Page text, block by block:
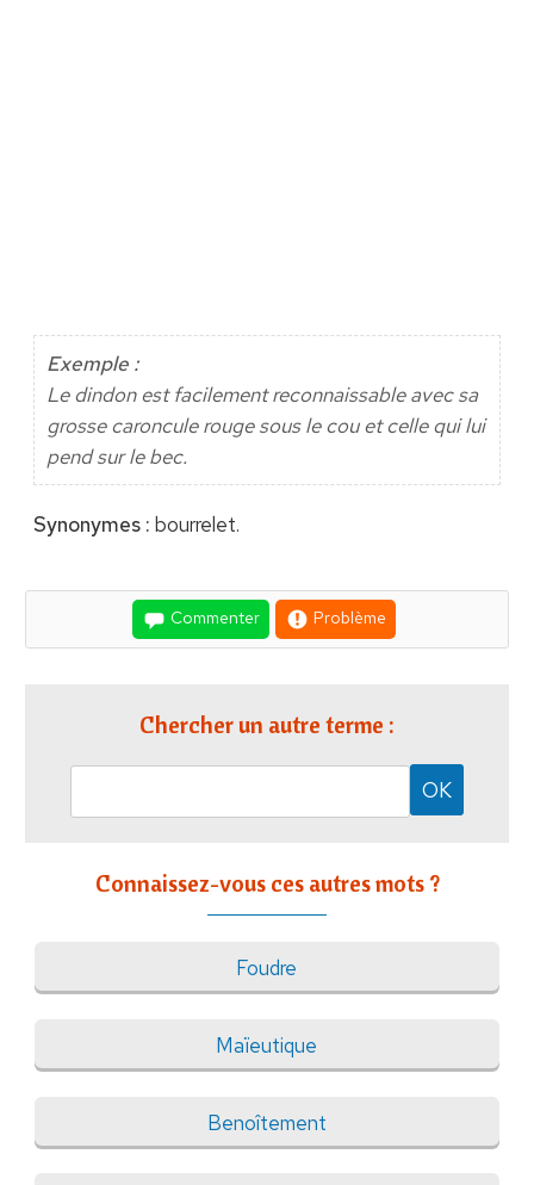
Exemple :
Le dindon est facilement reconnaissable avec sa
grosse caroncule rouge sous le cou et celle qui lui
pend sur le bec.
Synonymes : bourrelet.
Commenter Problème
Chercher un autre terme :
Connaissez-vous ces autres mots ?
Foudre
Maïeutique
Benoîtement